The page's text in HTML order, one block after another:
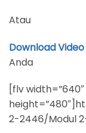
Atau
Download Video
Anda
[flv width=”640″
2-2446/Modul